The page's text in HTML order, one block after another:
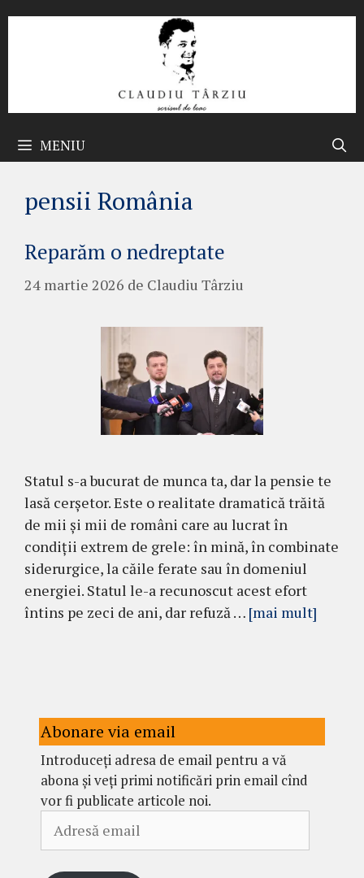
MENIU
pensii România
Reparăm o nedreptate
24 martie 2026 de Claudiu Târziu
Statul s-a bucurat de munca ta, dar la pensie te
lasă cerșetor. Este o realitate dramatică trăită
de mii și mii de români care au lucrat în
condiții extrem de grele: în mină, în combinate
siderurgice, la căile ferate sau în domeniul
energiei. Statul le-a recunoscut acest efort
întins pe zeci de ani, dar refuză … [mai mult]
Abonare via email
Introduceți adresa de email pentru a vă
abona și veți primi notificări prin email cînd
vor fi publicate articole noi.
email